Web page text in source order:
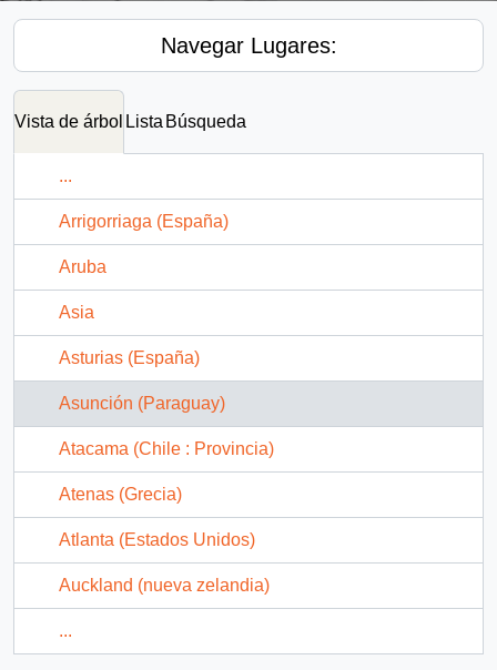
Navegar Lugares:
Vista de árbol Lista Búsqueda
...
Arrigorriaga (España)
Aruba
Asia
Asturias (España)
Asunción (Paraguay)
Atacama (Chile : Provincia)
Atenas (Grecia)
Atlanta (Estados Unidos)
Auckland (nueva zelandia)
...